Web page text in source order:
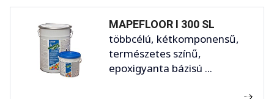
MAPEFLOOR I 300 SL
többcélú, kétkomponensű,
természetes színű,
epoxigyanta bázisú ...